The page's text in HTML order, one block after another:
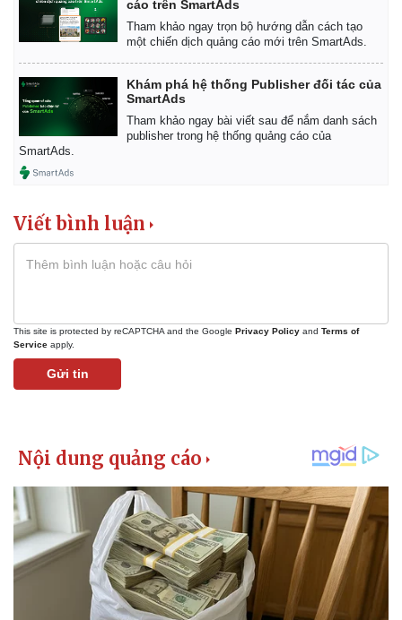
Quan sát
Cuộc sống đó đây
Ảnh
cáo trên SmartAds
Tham khảo ngay trọn bộ hướng dẫn cách tạo
một chiến dịch quảng cáo mới trên SmartAds.
Khám phá hệ thống Publisher đối tác của
SmartAds
Tham khảo ngay bài viết sau để nắm danh sách
publisher trong hệ thống quảng cáo của
SmartAds.
Viết bình luận
This site is protected by reCAPTCHA and the Google Privacy Policy and Terms of
Service apply.
Gửi tin